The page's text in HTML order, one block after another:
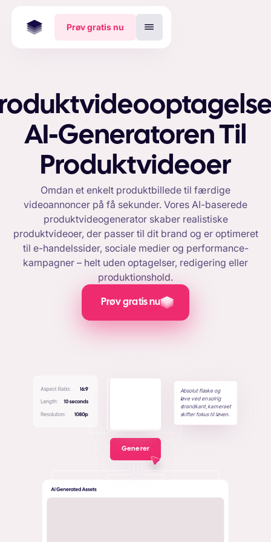
Prøv gratis nu
AI-Generatoren Til
Produktvideoer
Omdan et enkelt produktbillede til færdige
videoannoncer på få sekunder. Vores AI-baserede
produktvideogenerator skaber realistiske
produktvideoer, der passer til dit brand og er optimeret
til e-handelssider, sociale medier og performance-
kampagner – helt uden optagelser, redigering eller
produktionshold.
Prøv gratis nu
Absolut flaske og
løve ved en solrig
strandkant, kameraet
skifter fokus til løven.
Generer